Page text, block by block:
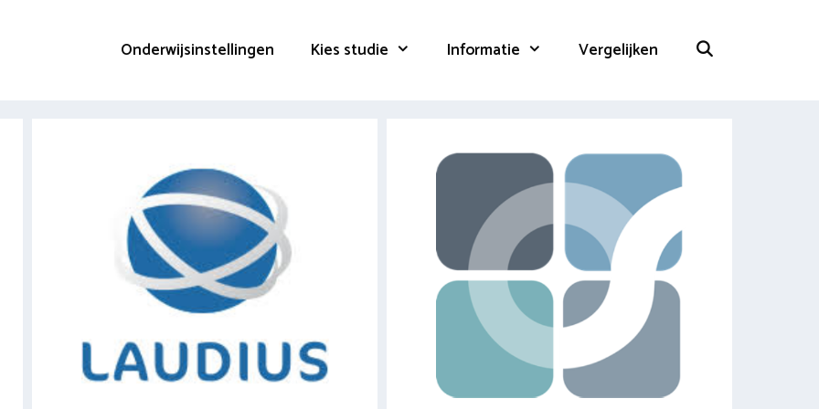
Onderwijsinstellingen Kies studie Informatie Vergelijken